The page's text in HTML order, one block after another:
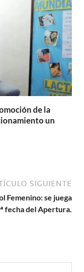
de la
un
SIGUIENTE
Femenino: se juega
fecha del Apertura.